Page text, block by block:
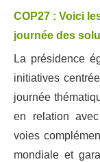
COP27 : Voici
journée des
La présidence
initiatives
journée
en relation
voies
mondiale et